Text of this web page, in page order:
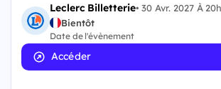
Leclerc Billetterie•30 Avr. 2027 À
Bientôt
Date de l'évènement
Accéder